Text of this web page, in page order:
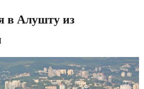
в Алушту из